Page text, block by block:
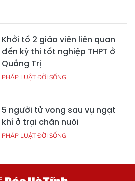
Khởi tố 2 giáo viên liên quan
đến kỳ thi tốt nghiệp THPT ở
Quảng Trị
PHÁP LUẬT ĐỜI SỐNG
5 người tử vong sau vụ ngạt
khí ở trại chăn nuôi
PHÁP LUẬT ĐỜI SỐNG